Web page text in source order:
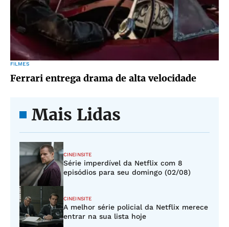
FILMES
Ferrari entrega drama de alta velocidade
Mais Lidas
CINEINSITE
Série imperdível da Netflix com 8
episódios para seu domingo (02/08)
CINEINSITE
A melhor série policial da Netflix merece
entrar na sua lista hoje